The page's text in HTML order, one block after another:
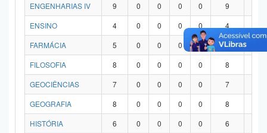
ENGENHARIAS IV
9 0 0 0 0 9
ENSINO
4 0 0 0 0 4
FARMÁCIA
5 0 0 0 0 5
FILOSOFIA
8 0 0 0 0 8
GEOCIÊNCIAS
7 0 0 0 0 7
GEOGRAFIA
8 0 0 0 0 8
HISTÓRIA
6 0 0 0 0 6